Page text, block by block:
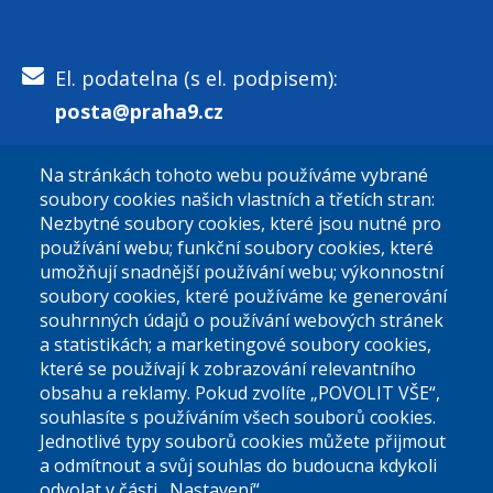
El. podatelna (s el. podpisem):
posta@praha9.cz
El. podatelna (bez el. podpisu):
podatelna@praha9.cz
Úřední dny:
Po a St: 08.00-12.00; 13.00-18.00
Úřední hodiny
Na stránkách tohoto webu používáme vybrané
soubory cookies našich vlastních a třetích stran:
Nezbytné soubory cookies, které jsou nutné pro
používání webu; funkční soubory cookies, které
umožňují snadnější používání webu; výkonnostní
soubory cookies, které používáme ke generování
souhrnných údajů o používání webových stránek
a statistikách; a marketingové soubory cookies,
které se používají k zobrazování relevantního
obsahu a reklamy. Pokud zvolíte „POVOLIT VŠE“,
souhlasíte s používáním všech souborů cookies.
Jednotlivé typy souborů cookies můžete přijmout
a odmítnout a svůj souhlas do budoucna kdykoli